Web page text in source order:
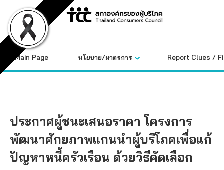
content
Main Page นโยบาย/มาตรการ Report Clues /
ประกาศผู้ชนะเสนอราคา โครงการ
พัฒนาศักยภาพแกนนำผู้บริโภคเพื่อแก้
ปัญหาหนี้ครัวเรือน ด้วยวิธีคัดเลือก